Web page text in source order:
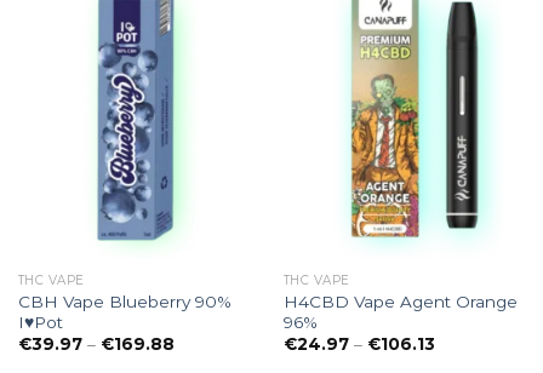
THC VAPE
CBH Vape Blueberry 90%
I♥Pot
€39.97 – €169.88Preisspanne:
THC VAPE
H4CBD Vape Agent Orange
96%
€24.97 – €106.13Preisspanne: